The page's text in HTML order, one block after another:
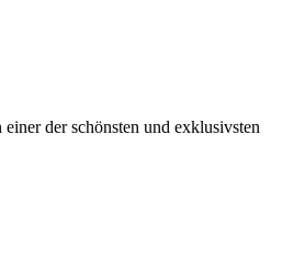
der schönsten und exklusivsten